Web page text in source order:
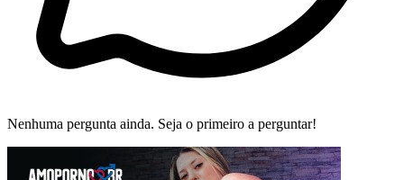
Nenhuma pergunta ainda. Seja o primeiro a perguntar!